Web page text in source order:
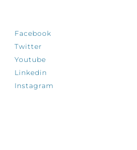
Facebook
Twitter
Youtube
Linkedin
Instagram